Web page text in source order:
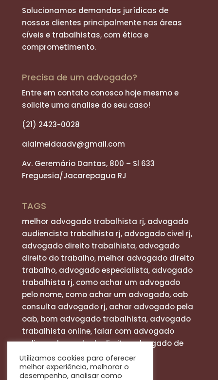
Solucionamos demandas jurídicas de
nossos clientes principalmente nas áreas
cíveis e trabalhistas, com ética e
comprometimento.
Precisa de um advogado?
Entre em contato conosco hoje mesmo e
solicite uma analise do seu caso!
(21) 2423-0028
alalmeidaadv@gmail.com
Av. Geremário Dantas, 800 – Sl 633
Freguesia/Jacarepagua RJ
TAGS
melhor advogado trabalhista rj, advogado
audiencista trabalhista rj, advogado civel rj,
advogado direito trabalhista, advogado
direito do trabalho, melhor advogado direito
trabalho, advogado especialista, advogado
trabalhista rj, como achar um advogado
pelo nome, como achar um advogado, oab
consulta advogado rj, achar advogado pela
oab, bom advogado trabalhista, advogado
trabalhista online, falar com advogado
online, advogado de direito, advogado de
defesa
Utilizamos cookies para oferecer
melhor experiência, melhorar o
desempenho, analisar como